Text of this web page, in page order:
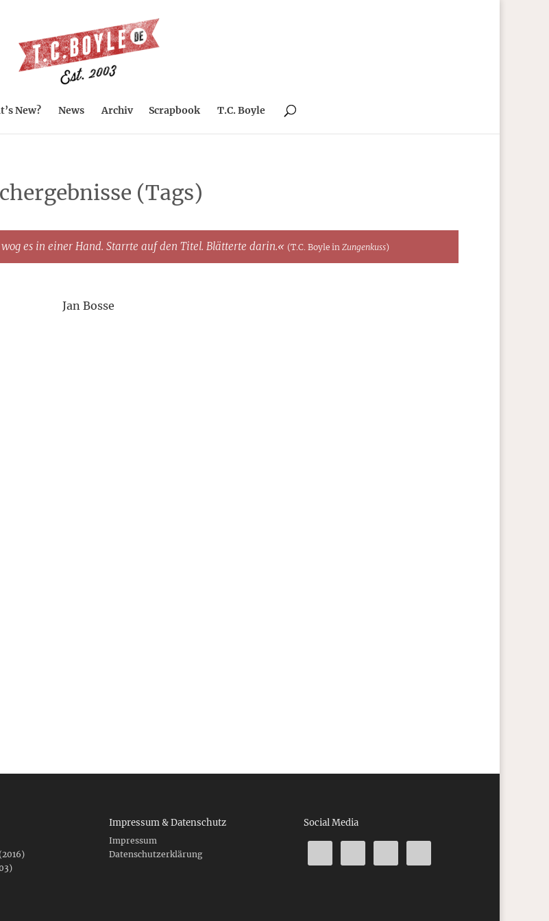
New? News Archiv Scrapbook T.C. Boyle
(Tags)
es in einer Hand. Starrte auf den Titel. Blätterte darin.« (T.C. Boyle in Zungenkuss)
Jan Bosse
Impressum & Datenschutz
Impressum
Datenschutzerklärung
Social Media